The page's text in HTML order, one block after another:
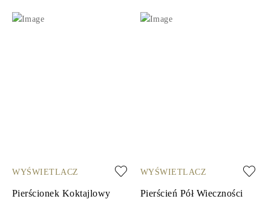
WYŚWIETLACZ
Pierścionek Koktajlowy
WYŚWIETLACZ
Pierścień Pół Wieczności